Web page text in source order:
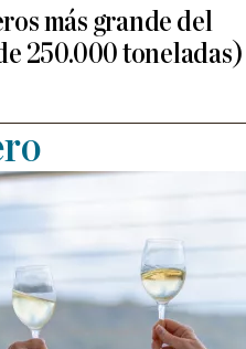
más grande del
250.000 toneladas)